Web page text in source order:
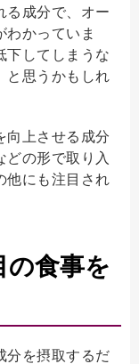
る成分で、オー
わかっていま
下してしまうな
思うかもしれ
向上させる成分
どの形で取り入
他にも注目され
食事を
分を摂取するだ